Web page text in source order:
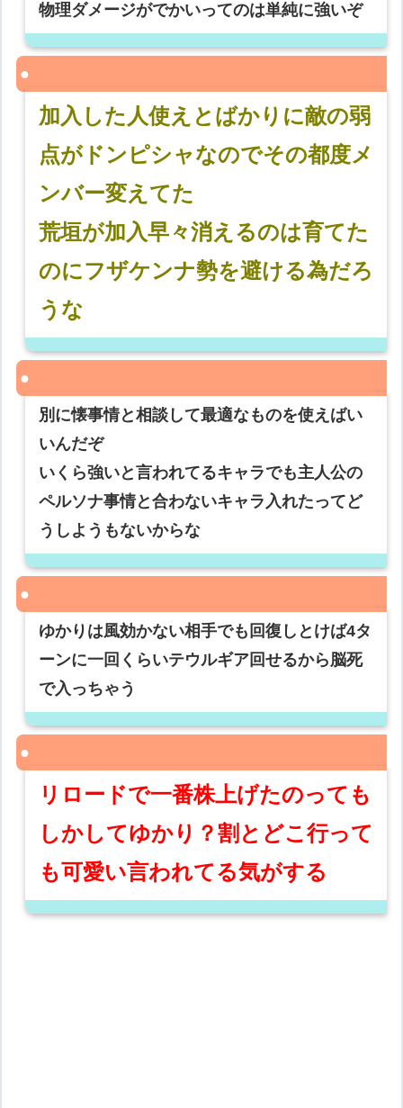
物理ダメージがでかいってのは単純に強いぞ
加入した人使えとばかりに敵の弱
点がドンピシャなのでその都度メ
ンバー変えてた
荒垣が加入早々消えるのは育てた
のにフザケンナ勢を避ける為だろ
うな
別に懐事情と相談して最適なものを使えばい
いんだぞ
いくら強いと言われてるキャラでも主人公の
ペルソナ事情と合わないキャラ入れたってど
うしようもないからな
ゆかりは風効かない相手でも回復しとけば4タ
ーンに一回くらいテウルギア回せるから脳死
で入っちゃう
リロードで一番株上げたのっても
しかしてゆかり？割とどこ行って
も可愛い言われてる気がする